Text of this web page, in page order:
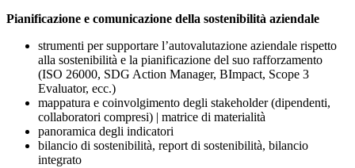
Pianificazione e comunicazione della sostenibilità aziendale
strumenti per supportare l’autovalutazione aziendale rispetto
alla sostenibilità e la pianificazione del suo rafforzamento
(ISO 26000, SDG Action Manager, BImpact, Scope 3
Evaluator, ecc.)
mappatura e coinvolgimento degli stakeholder (dipendenti,
collaboratori compresi) | matrice di materialità
panoramica degli indicatori
bilancio di sostenibilità, report di sostenibilità, bilancio
integrato